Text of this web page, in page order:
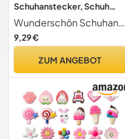
Schuhanstecker, Schuh
Charms, Shoe Charm,
Clog-Dekor für Mädchen,
Bling Charms Schuh, Charm
Wunderschön Schuhanstecker Set Sie erhalten 16 stück schuhanhänger charms. Süß und lustig und eignen sich perfekt zum verzieren von schuhen. Die menge ist ausreichend, sie können sie nach Ihren eigenen vorlieben frei kombinieren, um Ihren persönlichen stil zu zeigen.
9,29 €
ZUM ANGEBOT